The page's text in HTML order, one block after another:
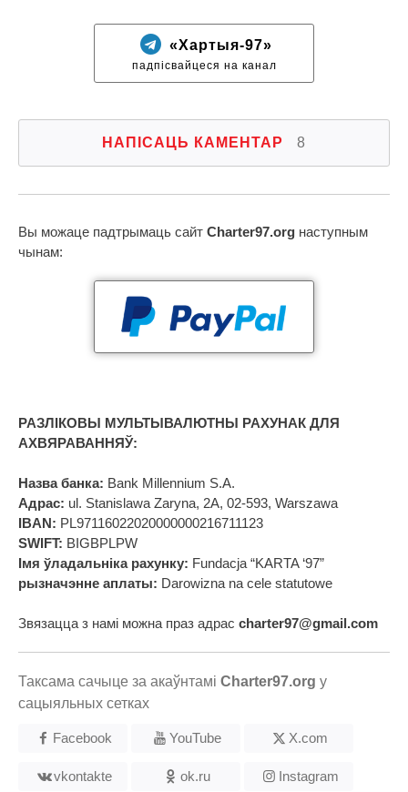
«Хартыя-97»
падпісвайцеся на канал
НАПІСАЦЬ КАМЕНТАР 8
Вы можаце падтрымаць сайт Charter97.org наступным
чынам:
РАЗЛІКОВЫ МУЛЬТЫВАЛЮТНЫ РАХУНАК ДЛЯ
АХВЯРАВАННЯЎ:
Назва банка: Bank Millennium S.A.
Адрас: ul. Stanislawa Zaryna, 2A, 02-593, Warszawa
IBAN: PL97116022020000000216711123
SWIFT: BIGBPLPW
Імя ўладальніка рахунку: Fundacja “KARTA ‘97”
рызначэнне аплаты: Darowizna na cele statutowe
Звязацца з намі можна праз адрас charter97@gmail.com
Таксама сачыце за акаўнтамі Charter97.org у
сацыяльных сетках
Facebook YouTube X.com
vkontakte ok.ru Instagram